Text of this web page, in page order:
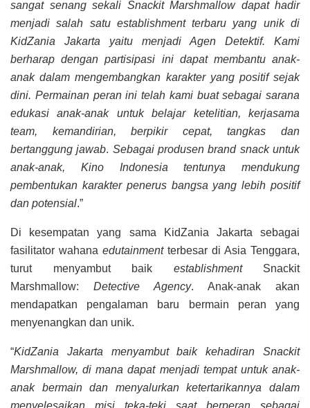
sangat senang sekali Snackit Marshmallow dapat hadir
menjadi salah satu establishment terbaru yang unik di
KidZania Jakarta yaitu menjadi Agen Detektif. Kami
berharap dengan partisipasi ini dapat membantu anak-
anak dalam mengembangkan karakter yang positif sejak
dini. Permainan peran ini telah kami buat sebagai sarana
edukasi anak-anak untuk belajar ketelitian, kerjasama
team, kemandirian, berpikir cepat, tangkas dan
bertanggung jawab. Sebagai produsen brand snack untuk
anak-anak, Kino Indonesia tentunya mendukung
pembentukan karakter penerus bangsa yang lebih positif
dan potensial.”
Di kesempatan yang sama KidZania Jakarta sebagai
fasilitator wahana edutainmentterbesar di Asia Tenggara,
turut menyambut baik establishmentSnackit
Marshmallow: Detective Agency. Anak-anak akan
mendapatkan pengalaman baru bermain peran yang
menyenangkan dan unik.
“KidZania Jakarta menyambut baik kehadiran Snackit
Marshmallow, di mana dapat menjadi tempat untuk anak-
anak bermain dan menyalurkan ketertarikannya dalam